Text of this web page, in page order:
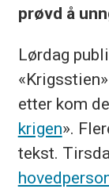
prøvd å
Lørdag
etter kom
krigen».
tekst.